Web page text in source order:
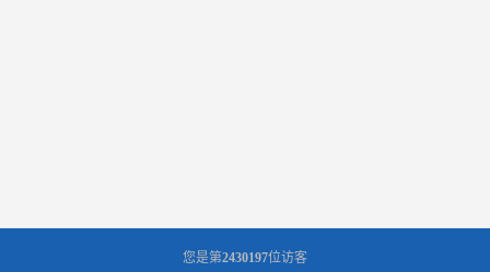
您是第2430197位访客